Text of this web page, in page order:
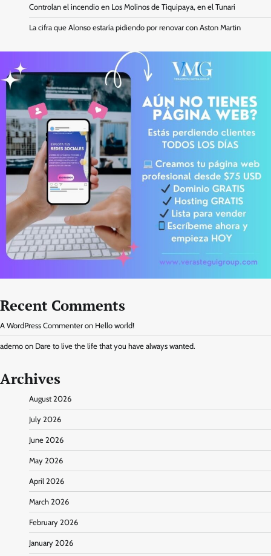
Controlan el incendio en Los Molinos de Tiquipaya, en el Tunari
La cifra que Alonso estaría pidiendo por renovar con Aston Martin
Recent Comments
A WordPress Commenter on Hello world!
ademo on Dare to live the life that you have always wanted.
Archives
August 2026
July 2026
June 2026
May 2026
April 2026
March 2026
February 2026
January 2026